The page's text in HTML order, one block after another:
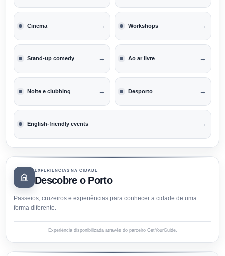
Cinema → Workshops →
Stand-up comedy → Ao ar livre →
Noite e clubbing → Desporto →
English-friendly events →
EXPERIÊNCIAS NA CIDADE
Descobre o Porto
Passeios, cruzeiros e experiências para conhecer a cidade de uma
forma diferente.
Experiência disponibilizada através do parceiro GetYourGuide.